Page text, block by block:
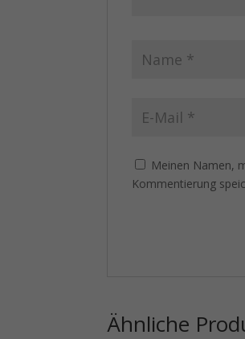
Meinen Namen,
Kommentierung
Ähnliche